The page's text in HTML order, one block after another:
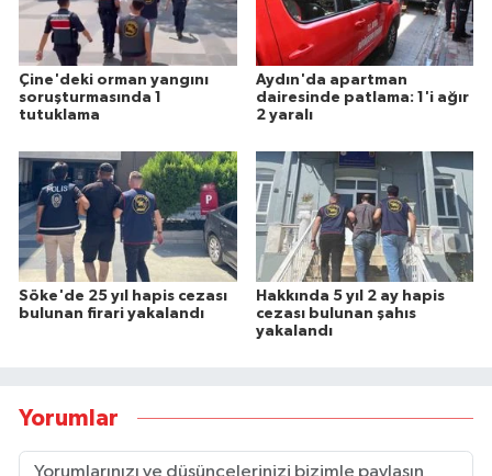
Çine'deki orman yangını
soruşturmasında 1
tutuklama
Aydın'da apartman
dairesinde patlama: 1'i ağır
2 yaralı
Söke'de 25 yıl hapis cezası
bulunan firari yakalandı
Hakkında 5 yıl 2 ay hapis
cezası bulunan şahıs
yakalandı
Yorumlar